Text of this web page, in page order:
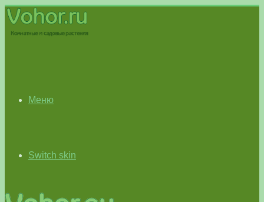
Меню
Switch skin